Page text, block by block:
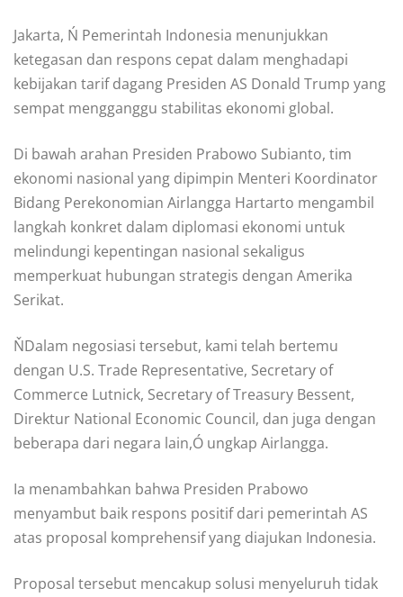
Jakarta, Ń Pemerintah Indonesia menunjukkan
ketegasan dan respons cepat dalam menghadapi
kebijakan tarif dagang Presiden AS Donald Trump yang
sempat mengganggu stabilitas ekonomi global.
Di bawah arahan Presiden Prabowo Subianto, tim
ekonomi nasional yang dipimpin Menteri Koordinator
Bidang Perekonomian Airlangga Hartarto mengambil
langkah konkret dalam diplomasi ekonomi untuk
melindungi kepentingan nasional sekaligus
memperkuat hubungan strategis dengan Amerika
Serikat.
ŇDalam negosiasi tersebut, kami telah bertemu
dengan U.S. Trade Representative, Secretary of
Commerce Lutnick, Secretary of Treasury Bessent,
Direktur National Economic Council, dan juga dengan
beberapa dari negara lain,Ó ungkap Airlangga.
Ia menambahkan bahwa Presiden Prabowo
menyambut baik respons positif dari pemerintah AS
atas proposal komprehensif yang diajukan Indonesia.
Proposal tersebut mencakup solusi menyeluruh tidak